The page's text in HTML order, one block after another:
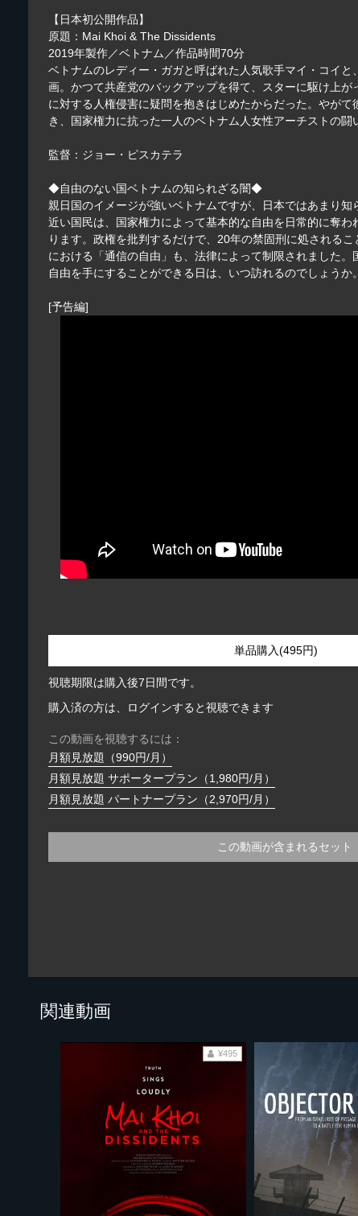
【日本初公開作品】
原題：Mai Khoi & The Dissidents
2019年製作／ベトナム／作品時間70分
ベトナムのレディー・ガガと呼ばれた人気歌手マイ・コイ
画。かつて共産党のバックアップを得て、スターに駆け上
に対する人権侵害に疑問を抱きはじめたからだった。やが
き、国家権力に抗った一人のベトナム人女性アーチストの闘
監督：ジョー・ピスカテラ
◆自由のない国ベトナムの知られざる闇◆
親日国のイメージが強いベトナムですが、日本ではあまり
近い国民は、国家権力によって基本的な自由を日常的に奪
ります。政権を批判するだけで、20年の禁固刑に処される
における「通信の自由」も、法律によって制限されました
自由を手にすることができる日は、いつ訪れるのでしょうか。
[予告編]
単品購入(495円)
視聴期限は購入後7日間です。
購入済の方は、ログインすると視聴できます
この動画を視聴するには：
月額見放題（990円/月）
月額見放題 サポータープラン（1,980円/月）
月額見放題 パートナープラン（2,970円/月）
この動画が含まれるセット
関連動画
¥495